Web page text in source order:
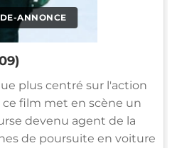
ANNONCE
plus centré sur l'action
ce film met en scène un
devenu agent de la
de poursuite en voiture